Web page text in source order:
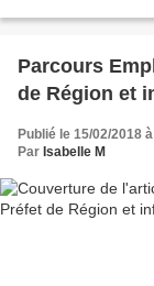
Parcours
de Région et
Publié le 15/02/2018
Par Isabelle M